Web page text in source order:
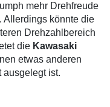
mehr Drehfreude
Allerdings könnte die
Drehzahlbereich
die Kawasaki
etwas anderen
ausgelegt ist.